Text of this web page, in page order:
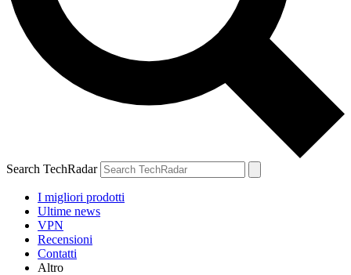
Search TechRadar
I migliori prodotti
Ultime news
VPN
Recensioni
Contatti
Altro